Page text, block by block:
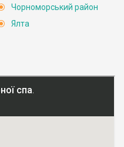
Чорноморський район
Ялта